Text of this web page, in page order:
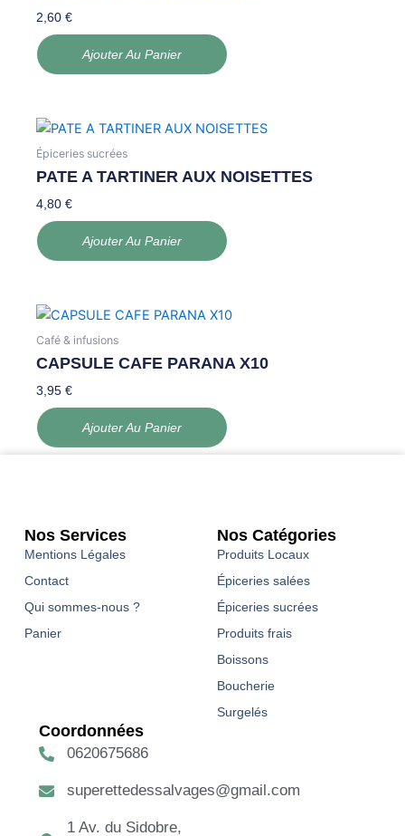
2,60€
Ajouter Au Panier
Épiceries sucrées
PATE A TARTINER AUX NOISETTES
4,80€
Ajouter Au Panier
Café & infusions
CAPSULE CAFE PARANA X10
3,95€
Ajouter Au Panier
Nos Services
Mentions Légales
Contact
Qui sommes-nous ?
Panier
Nos Catégories
Produits Locaux
Épiceries salées
Épiceries sucrées
Produits frais
Boissons
Boucherie
Surgelés
Coordonnées
0620675686
superettedessalvages@gmail.com
1 Av. du Sidobre,